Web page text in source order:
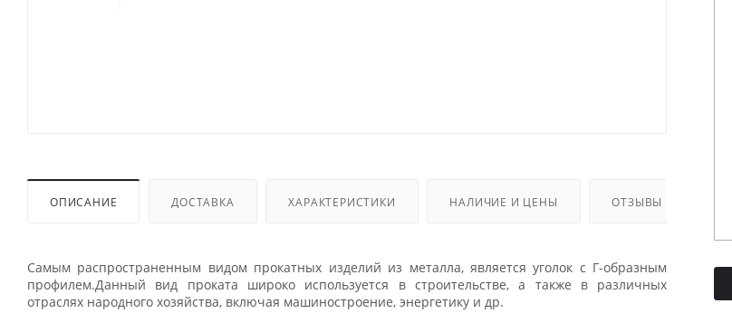
ОПИСАНИЕ ДОСТАВКА ХАРАКТЕРИСТИКИ НАЛИЧИЕ И ЦЕНЫ ОТЗЫВЫ
Самым распространенным видом прокатных изделий из металла, является уголок с Г-образным
профилем.Данный вид проката широко используется в строительстве, а также в различных
отраслях народного хозяйства, включая машиностроение, энергетику и др.